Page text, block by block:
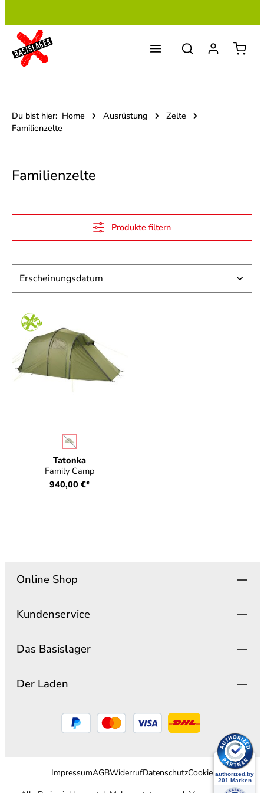
Du bist hier: Home Ausrüstung
Zelte
Familienzelte
Familienzelte
Produkte filtern
Tatonka
Family Camp
Farbeauswählen
(Diese Option ist zurzeit nicht verfügbar.)
940,00 €*
Online Shop
Kundenservice
Das Basislager
Der Laden
ImpressumAGBWiderrufDatenschutzCookie